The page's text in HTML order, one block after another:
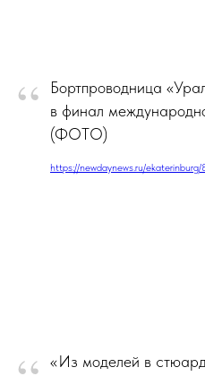
“
Бортпроводница
в финал
(ФОТО)
https://newdaynews.ru/ekaterinburg/
«Из моделей в